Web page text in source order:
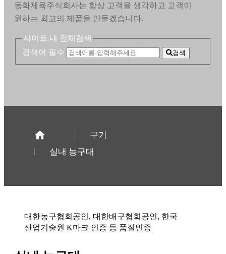
동화체육주식회사는 항상 고객을 생각하고 고객이
원하는 최고의 제품을 만들겠습니다.
사이트 내 전체검색
검색어 필수
검색
구기
실내 농구대
대한농구협회공인, 대한배구협회공인, 한국
산업기술원 K마크 인증 등 품질인증